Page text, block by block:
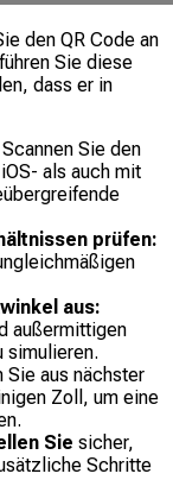
den QR Code an
Sie diese
dass er in
Scannen Sie den
als auch mit
prüfen:
aus:
außermittigen
simulieren.
Sie aus nächster
Zoll, um eine
Sie sicher,
Schritte